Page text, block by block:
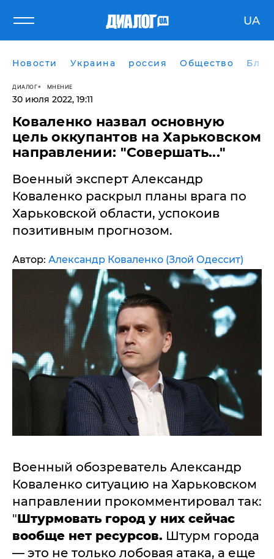
UA
Новости Украина россия Общество
ДИАЛОГ МНЕНИЕ
30 июля 2022, 19:11
Коваленко назвал основную
цель оккупантов на Харьковском
направлении: "Совершать..."
Военный эксперт Александр
Коваленко раскрыл планы врага по
Харьковской области, успокоив
позитивным прогнозом.
Автор: Александр Коваленко (Злой Одессит)
Военный обозреватель Александр
Коваленко ситуацию на Харьковском
направлении прокомментировал так:
"Штурмовать город у них сейчас
вообще нет ресурсов. Штурм города
— это не только лобовая атака, а еще